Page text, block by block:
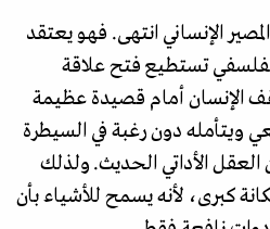
الإنساني انتهى. فهو يعتقد
تستطيع فتح علاقة
الإنسان أمام قصيدة عظيمة
ويتأمله دون رغبة في السيطرة
الأداتي الحديث. ولذلك
كبرى، لأنه يسمح للأشياء بأن